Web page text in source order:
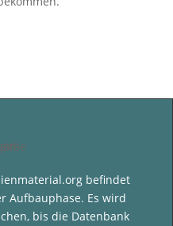
befindet
Aufbauphase. Es wird
bis die Datenbank